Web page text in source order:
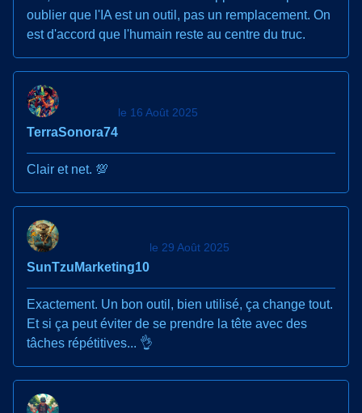
oublier que l'IA est un outil, pas un remplacement. On
est d'accord que l'humain reste au centre du truc.
TerraSonora74
le 16 Août 2025
Clair et net. 💯
SunTzuMarketing10
le 29 Août 2025
Exactement. Un bon outil, bien utilisé, ça change tout.
Et si ça peut éviter de se prendre la tête avec des
tâches répétitives... 👌